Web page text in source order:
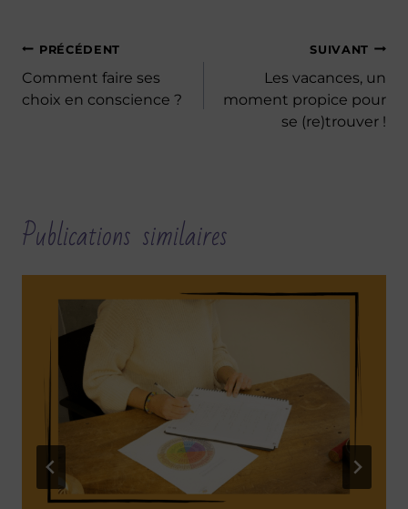
Navigation
de
l’article
PRÉCÉDENT
Comment faire ses
choix en conscience ?
SUIVANT
Les vacances, un
moment propice pour
se (re)trouver !
Publications similaires